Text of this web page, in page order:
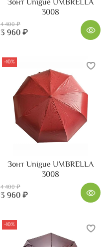
Зонт Unigue UMBRELLA
3008
4 400 ₽
3 960 ₽
-10%
Зонт Unigue UMBRELLA
3008
4 400 ₽
3 960 ₽
-10%